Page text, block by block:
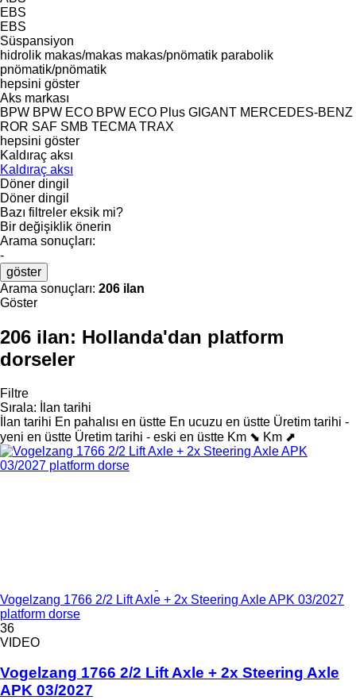
EBS
EBS
Süspansiyon
hidrolik makas/makas makas/pnömatik parabolik
pnömatik/pnömatik
hepsini göster
Aks markası
BPW BPW ECO BPW ECO Plus GIGANT MERCEDES-BENZ
ROR SAF SMB TECMA TRAX
hepsini göster
Kaldıraç aksı
Kaldıraç aksı
Döner dingil
Döner dingil
Bazı filtreler eksik mi?
Bir değişiklik önerin
Arama sonuçları:
-
göster
Arama sonuçları: 206 ilan
Göster
206 ilan: Hollanda'dan platform
dorseler
Filtre
Sırala:
İlan tarihi
İlan tarihi En pahalısı en üstte En ucuzu en üstte Üretim tarihi -
yeni en üstte Üretim tarihi - eski en üstte Km ⬊ Km ⬈
Vogelzang 1766 2/2 Lift Axle + 2x Steering Axle APK 03/2027
platform dorse
36
VIDEO
Vogelzang 1766 2/2 Lift Axle + 2x Steering Axle
APK 03/2027